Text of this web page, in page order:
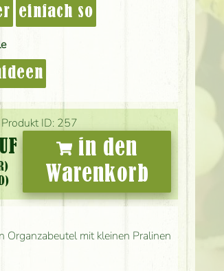
ID: 257
in den
Warenkorb
einfach so
Organzabeutel mit kleinen Pralinen